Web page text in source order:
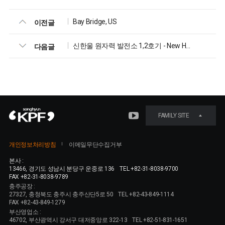
이전글 Bay Bridge, US
신한울 원자력 발전소 1,2호기 - New Hanwul nuclear power plant No.1, 2
다음글
개인정보처리방침 이메일무단수집거부
본사 :
13466, 경기도 성남시 분당구 운중로 136
TEL +82-31-8038-9700
FAX +82-31-8038-9789
충주공장 :
27327, 충청북도 충주시 충주산단5로 50
TEL +82-43-849-1114
FAX +82-43-849-1279
부산영업소 :
46702, 부산광역시 강서구 대저중앙로 322-13
TEL +82-51-831-1651
FAMILY SITE